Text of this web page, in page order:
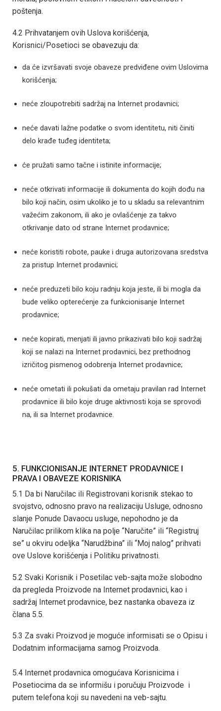
poštenja.
4.2 Prihvatanjem ovih Uslova korišćenja,
Korisnici/Posetioci se obavezuju da:
da će izvršavati svoje obaveze predviđene ovim Uslovima
korišćenja;
neće zloupotrebiti sadržaj na Internet prodavnici;
neće davati lažne podatke o svom identitetu, niti činiti
delo krađe tuđeg identiteta;
će pružati samo tačne i istinite informacije;
neće otkrivati informacije ili dokumenta do kojih dođu na
bilo koji način, osim ukoliko je to u skladu sa relevantnim
važećim zakonom, ili ako je ovlašćenje za takvo
otkrivanje dato od strane Internet prodavnice;
neće koristiti robote, pauke i druga autorizovana sredstva
za pristup Internet prodavnici;
neće preduzeti bilo koju radnju koja jeste, ili bi mogla da
bude veliko opterećenje za funkcionisanje Internet
prodavnice;
neće kopirati, menjati ili javno prikazivati bilo koji sadržaj
koji se nalazi na Internet prodavnici, bez prethodnog
izričitog pismenog odobrenja Internet prodavnice;
neće ometati ili pokušati da ometaju pravilan rad Internet
prodavnice ili bilo koje druge aktivnosti koja se sprovodi
na, ili sa Internet prodavnice.
5. FUNKCIONISANJE INTERNET PRODAVNICE I
PRAVA I OBAVEZE KORISNIKA
5.1 Da bi Naručilac ili Registrovani korisnik stekao to
svojstvo, odnosno pravo na realizaciju Usluge, odnosno
slanje Ponude Davaocu usluge, nepohodno je da
Naručilac prilikom klika na polje “Naručite” ili “Registruj
se” u okviru odeljka “Narudžbina” ili “Moj nalog” prihvati
ove Uslove korišćenja i Politiku privatnosti.
5.2 Svaki Korisnik i Posetilac veb-sajta može slobodno
da pregleda Proizvode na Internet prodavnici, kao i
sadržaj Internet prodavnice, bez nastanka obaveza iz
člana 5.5.
5.3 Za svaki Proizvod je moguće informisati se o Opisu i
Dodatnim informacijama samog Proizvoda.
5.4 Internet prodavnica omogućava Korisnicima i
Posetiocima da se informišu i poručuju Proizvode i
putem telefona koji su navedeni na veb-sajtu.